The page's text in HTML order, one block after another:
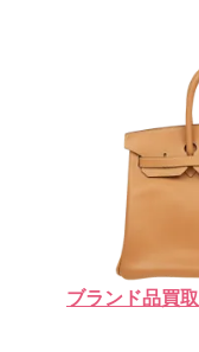
ブランド品買取